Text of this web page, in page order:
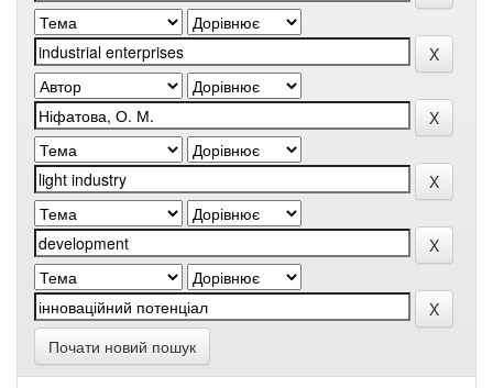
Почати новий пошук